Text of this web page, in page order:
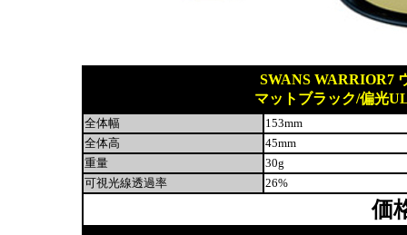
SWANS WARRIOR7
マットブラック/偏光
全体幅
153mm
全体高
45mm
重量
30g
可視光線透過率
26%
価